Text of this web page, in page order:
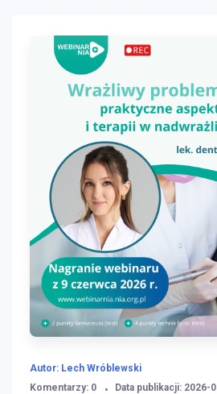
Autor: Lech Wróblewski
Komentarzy: 0
Data publikacji: 2026-